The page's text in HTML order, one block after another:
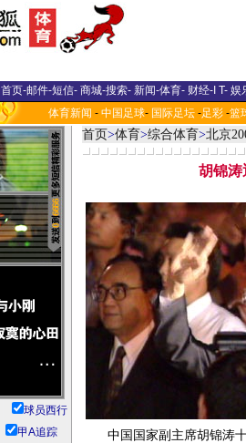
首页-邮件-短信- 商城-搜索- 新闻-体育- 财经-I T- 娱
体育新闻 - 中国足球- 国际足坛 -足彩 -篮
球员西行
甲A追踪
首页>体育>综合体育>北京
胡锦涛
中国国家副主席胡锦涛十